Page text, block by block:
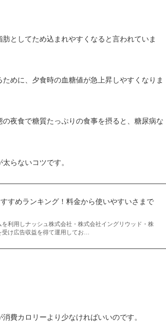
としてため込まれやすくなると言われていま
めに、夕食時の血糖値が急上昇しやすくなりま
夜食で糖質たっぷりの食事を摂ると、糖尿病な
らないコツです。
すめランキング！料金から使いやすいさまで
利用しナッシュ株式会社・株式会社イングリウッド・株
け広告収益を得て運用してお…
費カロリーより少なければいいのです。